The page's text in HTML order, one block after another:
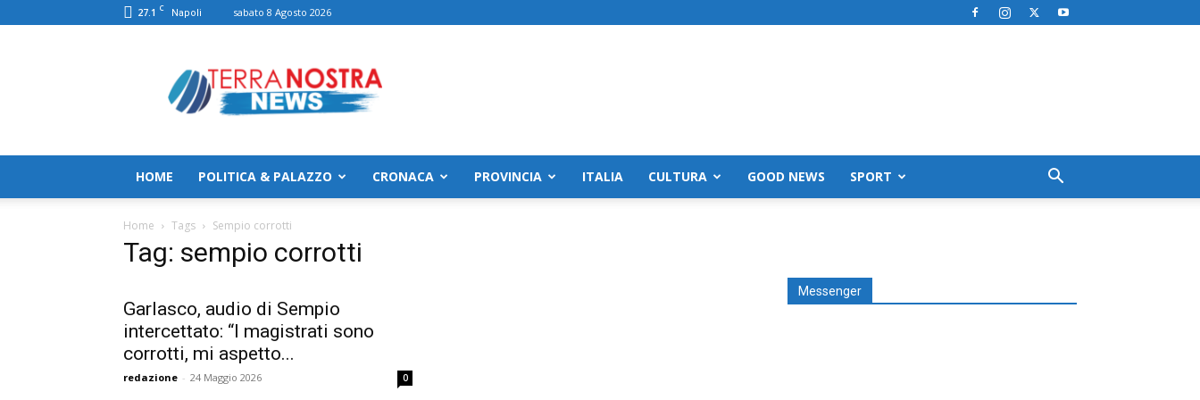
27.1 C Napoli sabato 8 Agosto 2026
HOME POLITICA & PALAZZO CRONACA PROVINCIA ITALIA CULTURA GOOD NEWS SPORT
Home Tags Sempio corrotti
Tag: sempio corrotti
Garlasco, audio di Sempio
intercettato: “I magistrati sono
corrotti, mi aspetto...
redazione - 24 Maggio 2026 0
Messenger